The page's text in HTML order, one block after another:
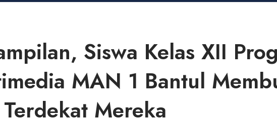
Siswa Kelas XII
MAN 1 Bantul
Mereka